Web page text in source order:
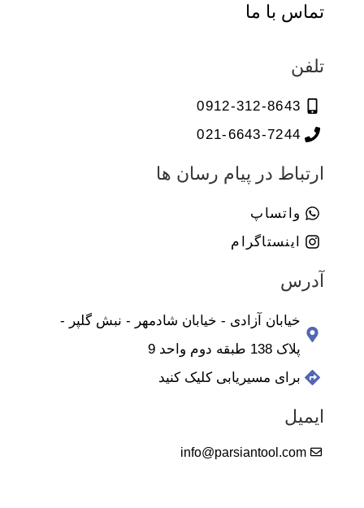
تماس با ما
تلفن
0912-312-8643
021-6643-7244
ارتباط در پیام رسان ها
واتساپ
اینستاگرام
آدرس
خیابان آزادی - خیابان شادمهر - نبش گلپر -
پلاک 138 طبقه دوم واحد 9
برای مسیریابی کلیک کنید
ایمیل
info@parsiantool.com